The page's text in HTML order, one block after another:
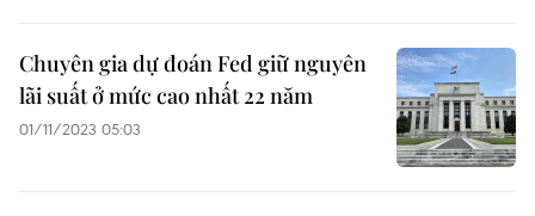
Chuyên gia dự đoán Fed giữ nguyên
lãi suất ở mức cao nhất 22 năm
01/11/2023 05:03